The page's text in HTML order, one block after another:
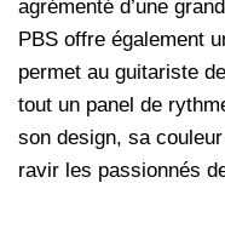
agrémenté d’une
PBS offre également
permet au guitariste
tout un panel de
son design, sa
ravir les passionnés